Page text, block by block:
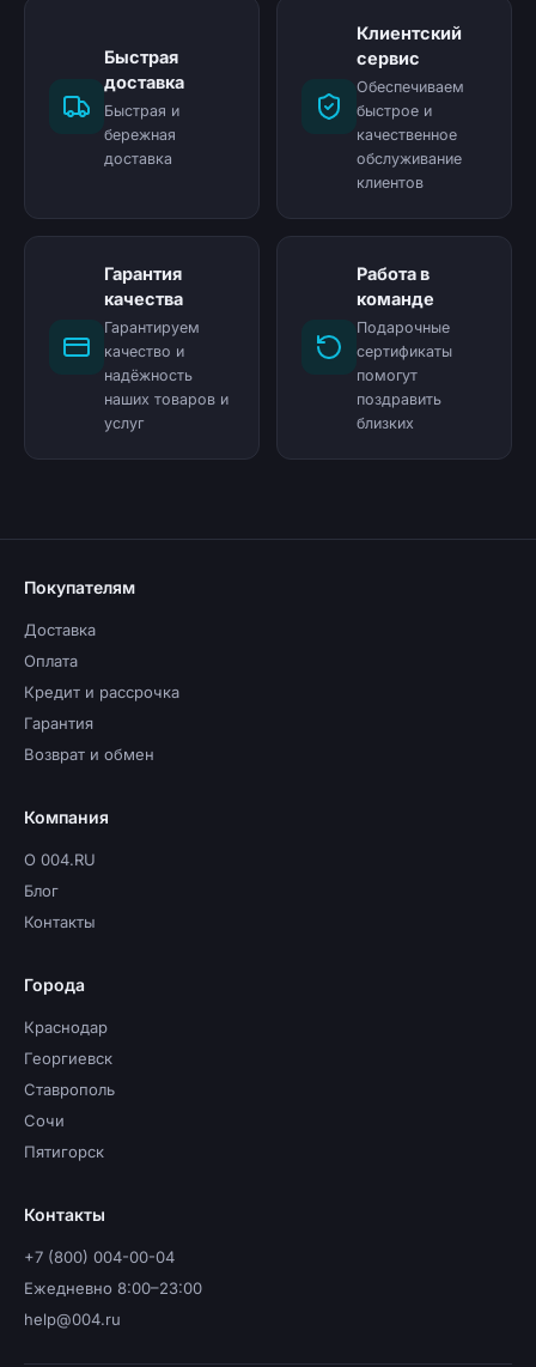
Быстрая
доставка
Быстрая и
бережная
доставка
Клиентский
сервис
Обеспечиваем
быстрое и
качественное
обслуживание
клиентов
Гарантия
качества
Гарантируем
качество и
надёжность
наших товаров и
услуг
Работа в
команде
Подарочные
сертификаты
помогут
поздравить
близких
Покупателям
Доставка
Оплата
Кредит и рассрочка
Гарантия
Возврат и обмен
Компания
О 004.RU
Блог
Контакты
Города
Краснодар
Георгиевск
Ставрополь
Сочи
Пятигорск
Контакты
+7 (800) 004-00-04
Ежедневно 8:00–23:00
help@004.ru